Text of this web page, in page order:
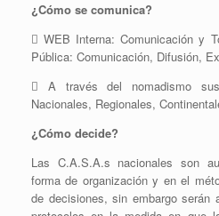
¿Cómo se comunica?
 WEB Interna: Comunicación y
Pública: Comunicación, Difusión,
 A través del nomadismo
Nacionales, Regionales,
¿Cómo decide?
Las C.A.S.A.s nacionales son
forma de organización y en el
de decisiones, sin embargo serán